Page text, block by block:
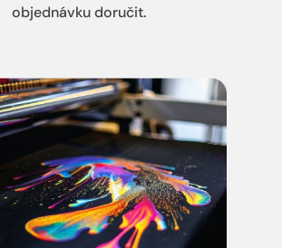
objednávku doručit.